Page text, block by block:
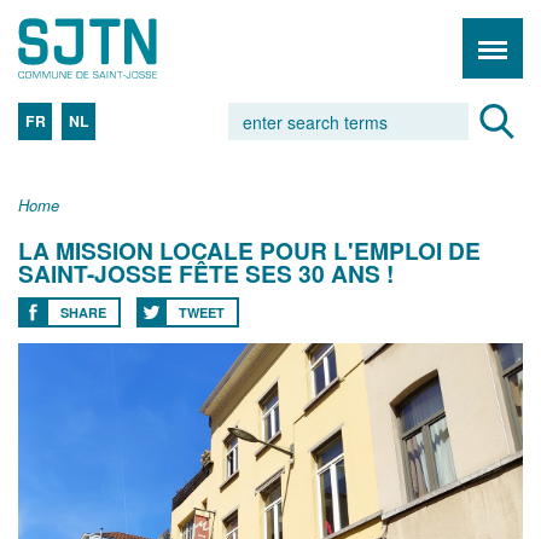
FR NL
Home
LA MISSION LOCALE POUR L'EMPLOI DE
SAINT-JOSSE FÊTE SES 30 ANS !
SHARE TWEET